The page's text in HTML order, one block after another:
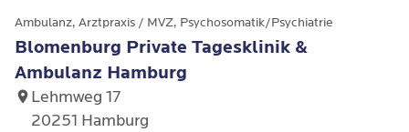
seit 2024: Psychologische
Psychotherapeutin in der Blomenburg
Private Tagesklinik und Ambulanz
Hamburg
Ambulanz, Arztpraxis / MVZ, Psychosomatik/Psychiatrie
Blomenburg Private Tagesklinik &
Ambulanz Hamburg
Lehmweg 17
20251 Hamburg